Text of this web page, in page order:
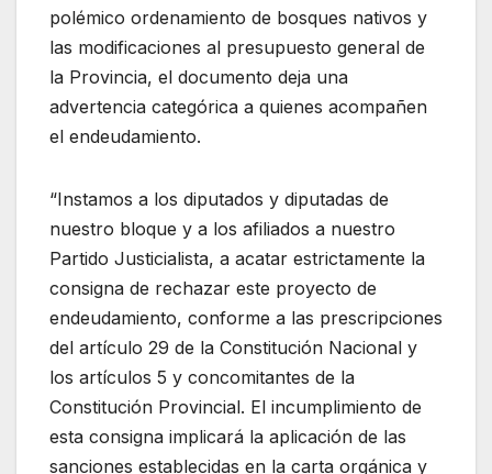
polémico ordenamiento de bosques nativos y
las modificaciones al presupuesto general de
la Provincia, el documento deja una
advertencia categórica a quienes acompañen
el endeudamiento.
“Instamos a los diputados y diputadas de
nuestro bloque y a los afiliados a nuestro
Partido Justicialista, a acatar estrictamente la
consigna de rechazar este proyecto de
endeudamiento, conforme a las prescripciones
del artículo 29 de la Constitución Nacional y
los artículos 5 y concomitantes de la
Constitución Provincial. El incumplimiento de
esta consigna implicará la aplicación de las
sanciones establecidas en la carta orgánica y